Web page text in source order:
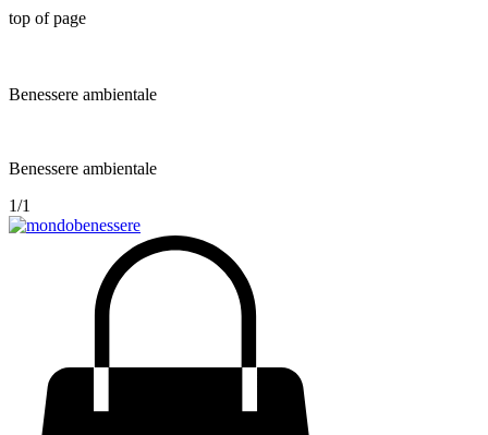
top of page
Benessere ambientale
Benessere ambientale
1/1